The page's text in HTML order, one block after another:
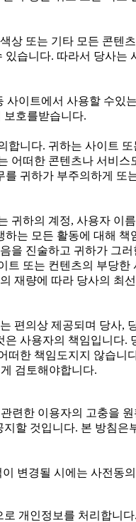
상 또는 기타 모든 콘텐
습니다. 따라서 당사는
이트에서 사용할 수있
보호를받습니다.
니다. 귀하는 사이트
어떠한 콘텐츠나 서비스
귀하가 부주의하게 또
귀하의 계정, 사용자 이
는 모든 활동에 대해
을 진술하고 귀하가 그
또는 컨텐츠의 부당한
재량에 따라 당사의 최
편의상 제공되며 당사,
사용자의 책임입니다.
떠한 책임도지지 않습니
검토해야합니다.
련한 이용자의 고충을
할 것입니다. 본 방침은
변경될 시에는 사전동
로 개인정보를 처리합니다.